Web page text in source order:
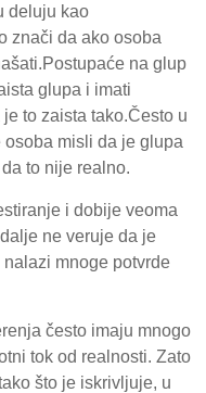
deluju kao
znači da ako osoba
na glup
glupa i imati
to zaista tako.Često u
misli da je glupa
to nije realno.
i dobije veoma
ne veruje da je
mnoge potvrde
često imaju mnogo
tok od realnosti. Zato
što je iskrivljuje, u